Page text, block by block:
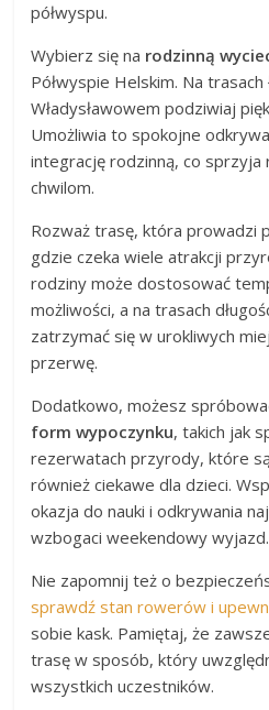
półwyspu.
Wybierz się na rodzinną
Półwyspie Helskim. Na trasach
Władysławowem podziwiaj
Umożliwia to spokojne
integrację rodzinną, co sprzyja
chwilom.
Rozważ trasę, która prowadzi
gdzie czeka wiele atrakcji
rodziny może dostosować
możliwości, a na trasach
zatrzymać się w urokliwych
przerwę.
Dodatkowo, możesz
form wypoczynku, takich jak
rezerwatach przyrody, które
również ciekawe dla dzieci.
okazja do nauki i odkrywania
wzbogaci weekendowy wyjazd.
Nie zapomnij też o
sprawdź stan rowerów i
sobie kask. Pamiętaj, że
trasę w sposób, który
wszystkich uczestników.